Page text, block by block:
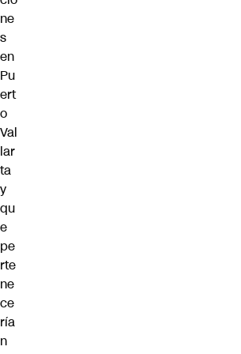
ne
s
en
Pu
ert
o
Val
lar
ta
y
qu
e
pe
rte
ne
ce
ría
n